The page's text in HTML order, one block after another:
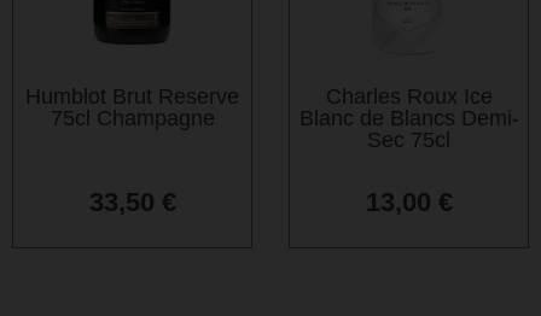
Humblot Brut Reserve
75cl Champagne
33,50 €
Charles Roux Ice
Blanc de Blancs Demi-
Sec 75cl
13,00 €